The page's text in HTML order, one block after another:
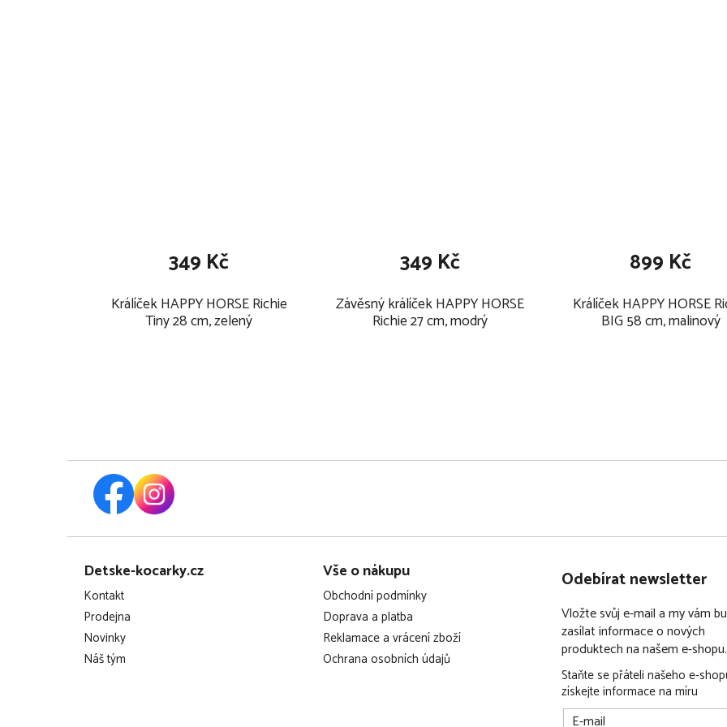
Králíček HAPPY HORSE Richie
Tiny 28 cm, zelený
349 Kč
Závěsný králíček HAPPY HORSE
Richie 27 cm, modrý
349 Kč
Králíček HAPPY HORSE
BIG 58 cm, malinový
899 Kč
Detske-kocarky.cz
Kontakt
Prodejna
Novinky
Náš tým
Vše o nákupu
Obchodní podmínky
Doprava a platba
Reklamace a vrácení zboží
Ochrana osobních údajů
Odebírat newsletter
Vložte svůj e-mail a my vám
zasílat informace o nových
produktech na našem e-shopu.
Staňte se přáteli našeho e-
získejte informace na míru
E-mail